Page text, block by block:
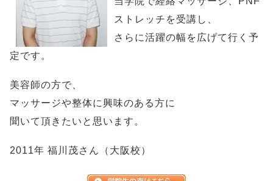
ストレッチを受講し、
さらに活躍の幅を広げて行く予
定です。
美容師の方で、
マッサージや整体に興味のある方に
聞いて頂きたいと思います。
2011年 福川茂さん（大阪校）